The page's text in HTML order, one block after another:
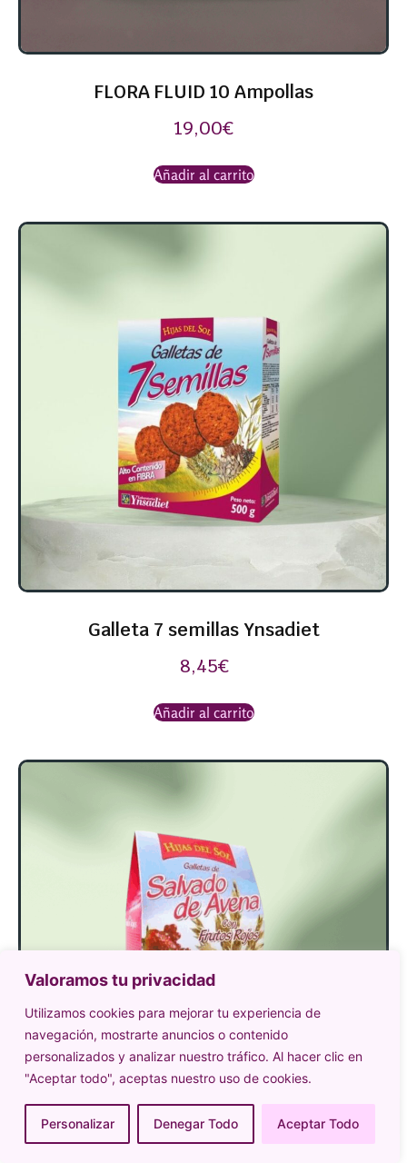
Valoramos tu privacidad
Utilizamos cookies para mejorar tu experiencia de
navegación, mostrarte anuncios o contenido
personalizados y analizar nuestro tráfico. Al hacer clic en
"Aceptar todo", aceptas nuestro uso de cookies.
Personalizar Denegar Todo Aceptar Todo
FLORA FLUID 10 Ampollas
19,00€
Añadir al carrito
Galleta 7 semillas Ynsadiet
8,45€
Añadir al carrito